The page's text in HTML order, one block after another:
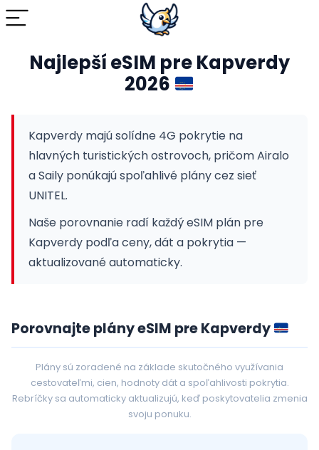
Najlepší eSIM pre Kapverdy
2026
Kapverdy majú solídne 4G pokrytie na
hlavných turistických ostrovoch, pričom Airalo
a Saily ponúkajú spoľahlivé plány cez sieť
UNITEL.
Naše porovnanie radí každý eSIM plán pre
Kapverdy podľa ceny, dát a pokrytia —
aktualizované automaticky.
Porovnajte plány eSIM pre Kapverdy
Plány sú zoradené na základe skutočného využívania
cestovateľmi, cien, hodnoty dát a spoľahlivosti pokrytia.
Rebríčky sa automaticky aktualizujú, keď poskytovatelia zmenia
svoju ponuku.